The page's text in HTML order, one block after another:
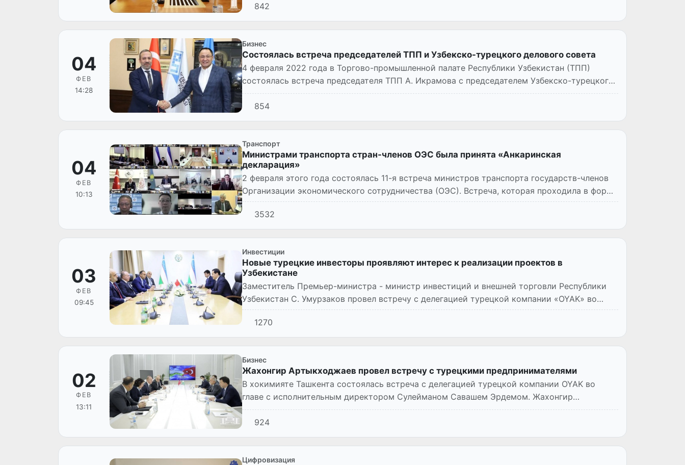
842
04
ФЕВ
14:28
Бизнес
Состоялась встреча председателей ТПП и Узбекско-турецкого делового совета
4 февраля 2022 года в Торгово-промышленной палате Республики Узбекистан (ТПП)
состоялась встреча председателя ТПП А. Икрамова с председателем Узбекско-турецкого
делового совета О....
854
04
ФЕВ
10:13
Транспорт
Министрами транспорта стран-членов ОЭС была принята «Анкаринская
декларация»
2 февраля этого года состоялась 11-я встреча министров транспорта государств-членов
Организации экономического сотрудничества (ОЭС). Встреча, которая проходила в форме
видеоконфере...
3532
03
ФЕВ
09:45
Инвестиции
Новые турецкие инвесторы проявляют интерес к реализации проектов в
Узбекистане
Заместитель Премьер-министра - министр инвестиций и внешней торговли Республики
Узбекистан С. Умурзаков провел встречу с делегацией турецкой компании «OYAK» во
главе с ее генеральн...
1270
02
ФЕВ
13:11
Бизнес
Жахонгир Артыкходжаев провел встречу с турецкими предпринимателями
В хокимияте Ташкента состоялась встреча с делегацией турецкой компании OYAK во
главе с исполнительным директором Сулейманом Савашем Эрдемом. Жахонгир
Артыкходжаев отметил развитие...
924
Цифровизация